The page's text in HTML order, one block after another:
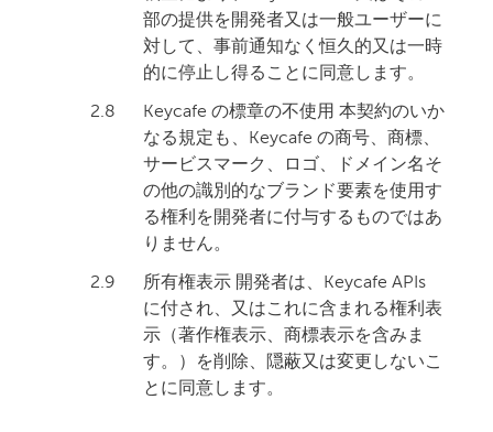
部の提供を開発者又は一般ユーザーに
対して、事前通知なく恒久的又は一時
的に停止し得ることに同意します。
2.8
Keycafe の標章の不使用 本契約のいか
なる規定も、Keycafe の商号、商標、
サービスマーク、ロゴ、ドメイン名そ
の他の識別的なブランド要素を使用す
る権利を開発者に付与するものではあ
りません。
2.9
所有権表示 開発者は、Keycafe APIs
に付され、又はこれに含まれる権利表
示（著作権表示、商標表示を含みま
す。）を削除、隠蔽又は変更しないこ
とに同意します。